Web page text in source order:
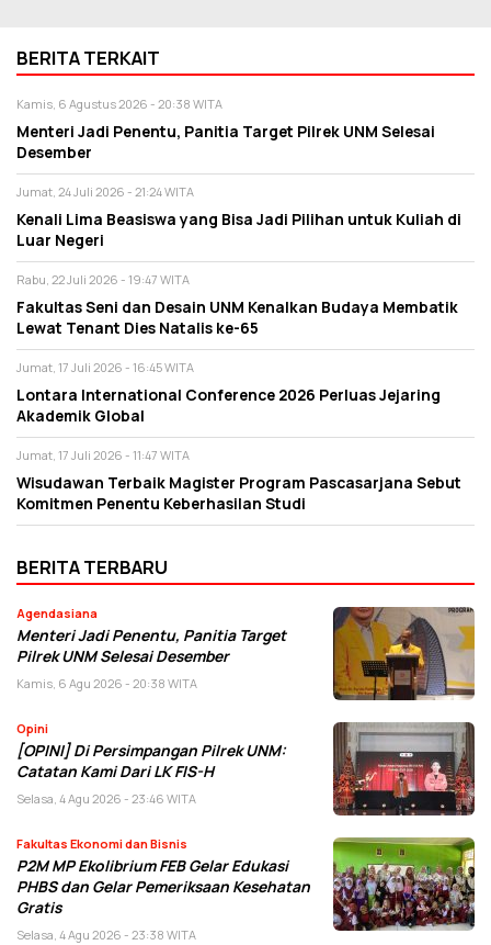
BERITA TERKAIT
Kamis, 6 Agustus 2026 - 20:38 WITA
Menteri Jadi Penentu, Panitia Target Pilrek UNM Selesai
Desember
Jumat, 24 Juli 2026 - 21:24 WITA
Kenali Lima Beasiswa yang Bisa Jadi Pilihan untuk Kuliah di
Luar Negeri
Rabu, 22 Juli 2026 - 19:47 WITA
Fakultas Seni dan Desain UNM Kenalkan Budaya Membatik
Lewat Tenant Dies Natalis ke-65
Jumat, 17 Juli 2026 - 16:45 WITA
Lontara International Conference 2026 Perluas Jejaring
Akademik Global
Jumat, 17 Juli 2026 - 11:47 WITA
Wisudawan Terbaik Magister Program Pascasarjana Sebut
Komitmen Penentu Keberhasilan Studi
BERITA TERBARU
Agendasiana
Menteri Jadi Penentu, Panitia Target
Pilrek UNM Selesai Desember
Kamis, 6 Agu 2026 - 20:38 WITA
Opini
[OPINI] Di Persimpangan Pilrek UNM:
Catatan Kami Dari LK FIS-H
Selasa, 4 Agu 2026 - 23:46 WITA
Fakultas Ekonomi dan Bisnis
P2M MP Ekolibrium FEB Gelar Edukasi
PHBS dan Gelar Pemeriksaan Kesehatan
Gratis
Selasa, 4 Agu 2026 - 23:38 WITA